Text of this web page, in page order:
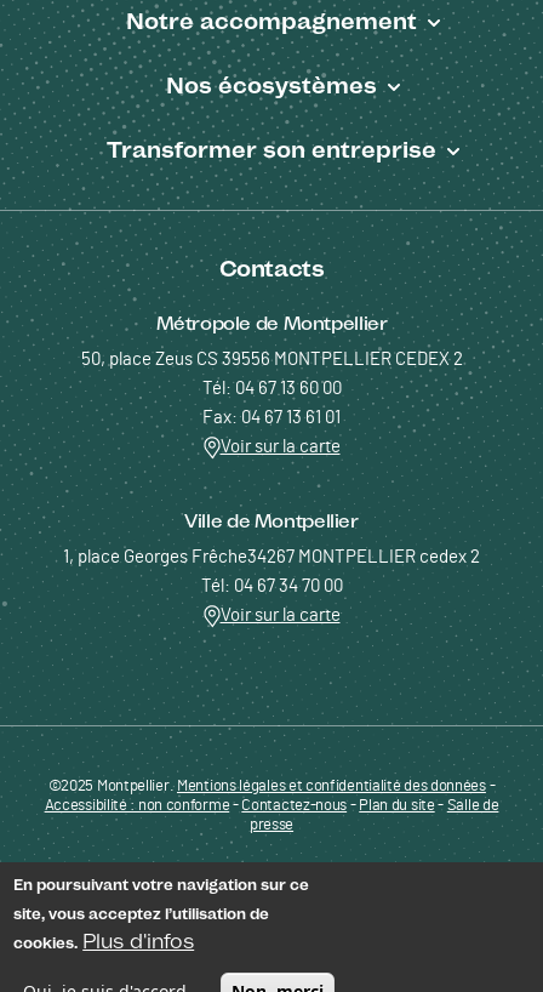
Notre accompagnement
Nos écosystèmes
Transformer son entreprise
Contacts
Métropole de Montpellier
50, place Zeus CS 39556 MONTPELLIER CEDEX 2
Tél: 04 67 13 60 00
Fax: 04 67 13 61 01
Voir sur la carte
Ville de Montpellier
1, place Georges Frêche34267 MONTPELLIER cedex 2
Tél: 04 67 34 70 00
Voir sur la carte
Pied de page - Menu bas - ENTREPRENDRE
©2025 Montpellier. Mentions légales et confidentialité des données-
Accessibilité : non conforme- Contactez-nous- Plan du site- Salle de
presse
En poursuivant votre navigation sur ce
site, vous acceptez l’utilisation de
cookies. Plus d'infos